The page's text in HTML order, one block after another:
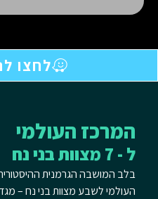
לחצו
המרכז העולמי
ל - 7 מצוות בני נח
בלב המושבה הגרמנית
העולמי לשבע מצוות בני נח –